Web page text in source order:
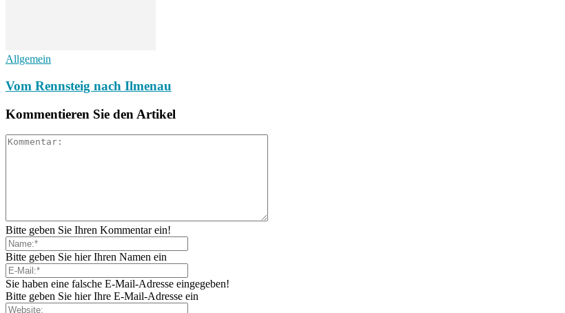
Allgemein
Vom Rennsteig nach Ilmenau
Kommentieren Sie den Artikel
Bitte geben Sie Ihren Kommentar ein!
Bitte geben Sie hier Ihren Namen ein
Sie haben eine falsche E-Mail-Adresse eingegeben!
Bitte geben Sie hier Ihre E-Mail-Adresse ein